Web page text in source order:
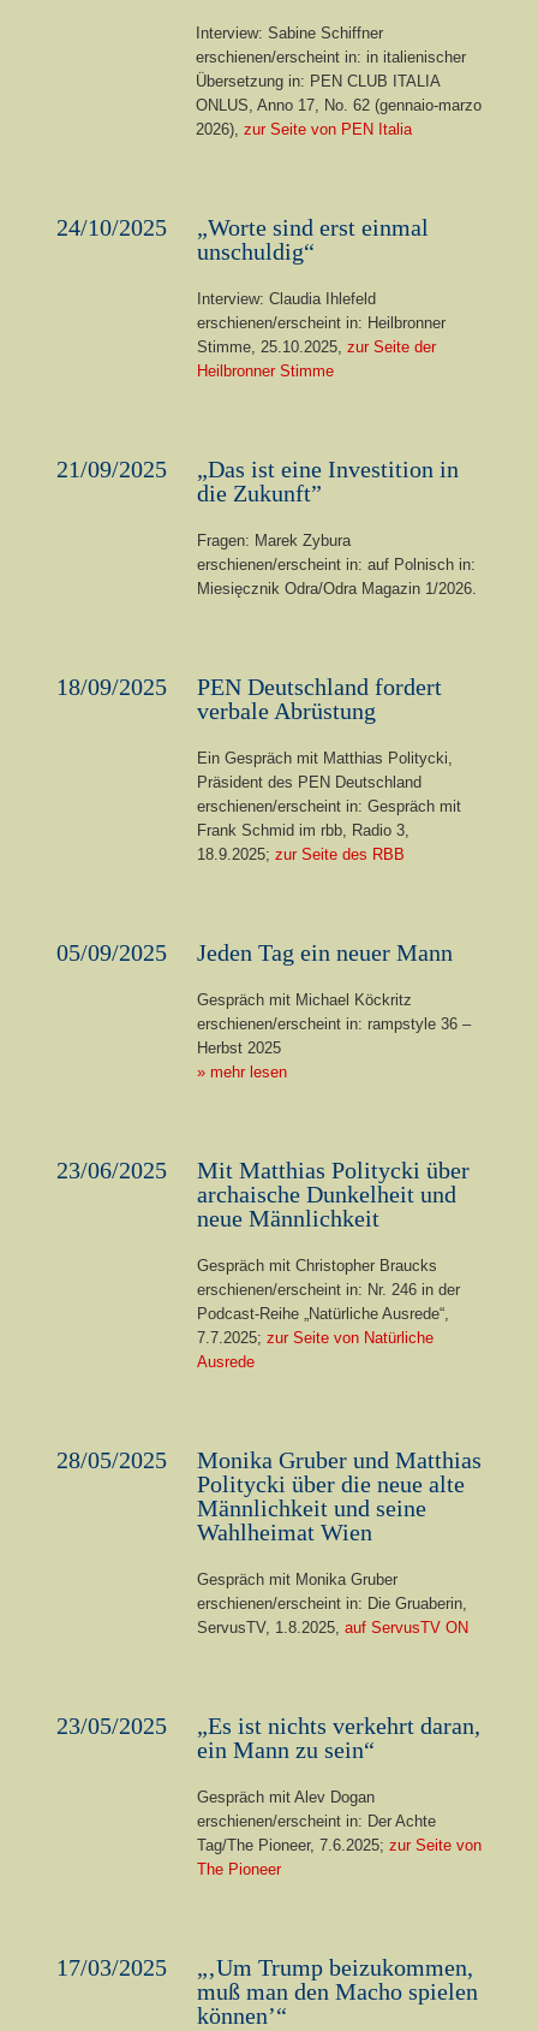
Interview: Sabine Schiffner
erschienen/erscheint in: in italienischer
Übersetzung in: PEN CLUB ITALIA
ONLUS, Anno 17, No. 62 (gennaio-marzo
2026), zur Seite von PEN Italia
24/10/2025
„Worte sind erst einmal
unschuldig“
Interview: Claudia Ihlefeld
erschienen/erscheint in: Heilbronner
Stimme, 25.10.2025, zur Seite der
Heilbronner Stimme
21/09/2025
„Das ist eine Investition in
die Zukunft”
Fragen: Marek Zybura
erschienen/erscheint in: auf Polnisch in:
Miesięcznik Odra/Odra Magazin 1/2026.
18/09/2025
PEN Deutschland fordert
verbale Abrüstung
Ein Gespräch mit Matthias Politycki,
Präsident des PEN Deutschland
erschienen/erscheint in: Gespräch mit
Frank Schmid im rbb, Radio 3,
18.9.2025; zur Seite des RBB
05/09/2025 Jeden Tag ein neuer Mann
Gespräch mit Michael Köckritz
erschienen/erscheint in: rampstyle 36 –
Herbst 2025
» mehr lesen
23/06/2025
Mit Matthias Politycki über
archaische Dunkelheit und
neue Männlichkeit
Gespräch mit Christopher Braucks
erschienen/erscheint in: Nr. 246 in der
Podcast-Reihe „Natürliche Ausrede“,
7.7.2025; zur Seite von Natürliche
Ausrede
28/05/2025
Monika Gruber und Matthias
Politycki über die neue alte
Männlichkeit und seine
Wahlheimat Wien
Gespräch mit Monika Gruber
erschienen/erscheint in: Die Gruaberin,
ServusTV, 1.8.2025, auf ServusTV ON
23/05/2025
„Es ist nichts verkehrt daran,
ein Mann zu sein“
Gespräch mit Alev Dogan
erschienen/erscheint in: Der Achte
Tag/The Pioneer, 7.6.2025; zur Seite von
The Pioneer
17/03/2025
„‚Um Trump beizukommen,
muß man den Macho spielen
können’“